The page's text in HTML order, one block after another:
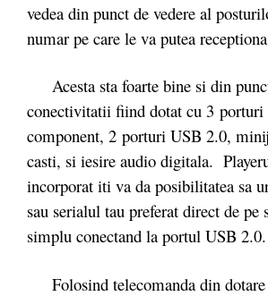
vedea din punct de vedere al
numar pe care le va putea
Acesta sta foarte bine si din
conectivitatii fiind dotat cu 3
component, 2 porturi USB 2.0,
casti, si iesire audio digitala.
incorporat iti va da posibilitatea sa
sau serialul tau preferat direct de pe
simplu conectand la portul USB 2.0.
Folosind telecomanda din dotare